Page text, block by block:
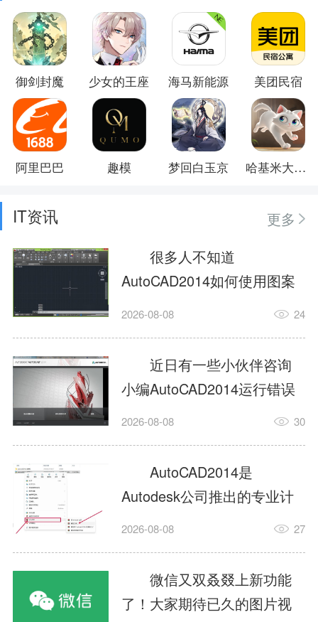
御剑封魔 少女的王座 海马新能源 美团民宿
阿里巴巴 趣模 梦回白玉京 哈基米大冒险
IT资讯
更多
很多人不知道
AutoCAD2014如何使用图案
填充?今日为你们带来的文章
用图案填充的内容，还有不
清楚小伙伴和小编一起去学
习一下吧。1.打开
AutoCAD2014这款软件，进
入AutoCAD2014的操作界
面，如图所示：2.在该界面内
找到矩形选项，如图所示：3.
点击矩...
2026-08-08 24
近日有一些小伙伴咨询
小编AutoCAD2014运行错误
怎么办?下面就为大家带来了
办的解决方法，有需要的小
伙伴可以来了解了解哦。1.打
开控制面板，选择
AutodeskAutoCAD2014。2.
等AutodeskAutoCAD2014的
安装程序加载完毕。3.选择添
加/...
2026-08-08 30
AutoCAD2014是
Autodesk公司推出的专业计
算机辅助设计（CAD）软
子、建筑、服装等多个工程
与设计领域。作为行业标准
工具之一，它提供了强大的
2026-08-08 27
微信又双叒叕上新功能
了！大家期待已久的图片视